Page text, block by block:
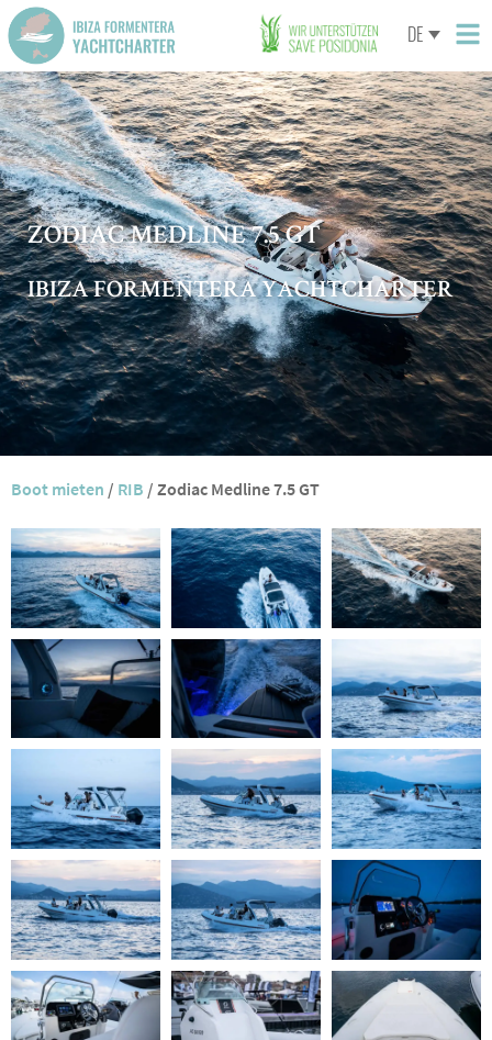
DE
ZODIAC MEDLINE 7.5 GT
IBIZA FORMENTERA YACHTCHARTER
Boot mieten / RIB / Zodiac Medline 7.5 GT